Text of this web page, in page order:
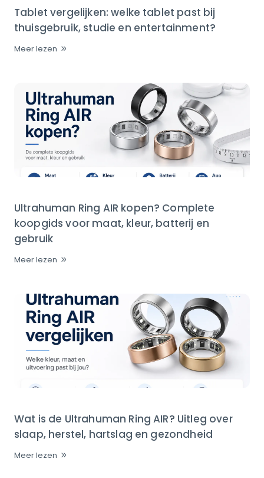
Tablet vergelijken: welke tablet past bij
thuisgebruik, studie en entertainment?
Meer lezen
Ultrahuman Ring AIR kopen? Complete
koopgids voor maat, kleur, batterij en
gebruik
Meer lezen
Wat is de Ultrahuman Ring AIR? Uitleg over
slaap, herstel, hartslag en gezondheid
Meer lezen